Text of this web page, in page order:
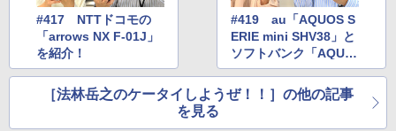
#417 NTTドコモの
「arrows NX F-01J」
を紹介！
#419 au「AQUOS S
ERIE mini SHV38」と
ソフトバンク「AQUO
S Xx3 mini」を紹介！
［法林岳之のケータイしようぜ！！］の他の記事
を見る